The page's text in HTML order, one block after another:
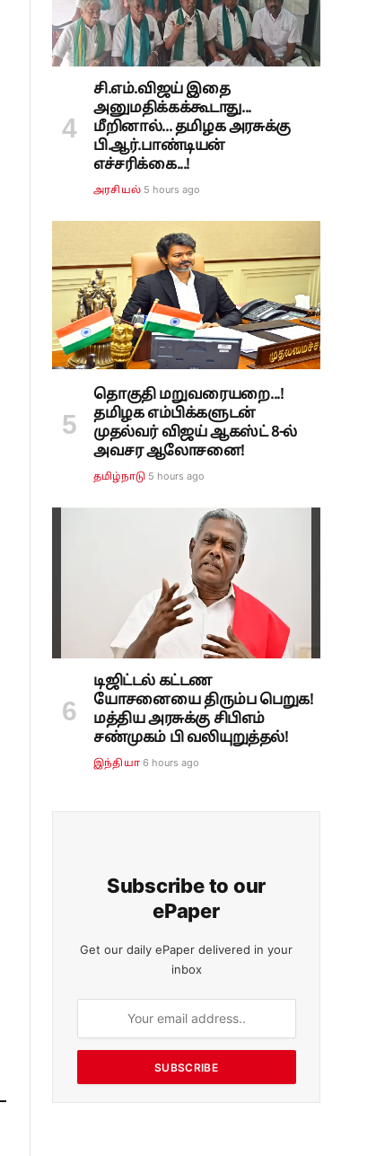
சி.எம்.விஜய் இதை
அனுமதிக்கக்கூடாது...
மீறினால்... தமிழக அரசுக்கு
பி.ஆர்.பாண்டியன்
எச்சரிக்கை...!
அரசியல் 5 hours ago
தொகுதி மறுவரையறை...!
தமிழக எம்பிக்களுடன்
முதல்வர் விஜய் ஆகஸ்ட் 8-ல்
அவசர ஆலோசனை!
தமிழ்நாடு 5 hours ago
டிஜிட்டல் கட்டண
யோசனையை திரும்ப பெறுக!
மத்திய அரசுக்கு சிபிஎம்
சண்முகம் பி வலியுறுத்தல்!
இந்தியா 6 hours ago
Subscribe to our
ePaper
Get our daily ePaper delivered in your
inbox
SUBSCRIBE